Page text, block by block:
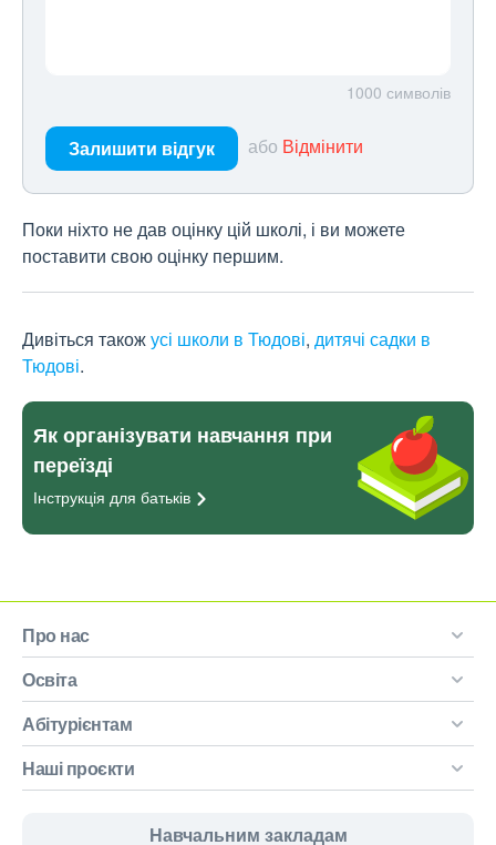
1000 символів
Залишити відгук або Відмінити
Поки ніхто не дав оцінку цій школі, і ви можете
поставити свою оцінку першим.
Дивіться такожусі школи в Тюдові, дитячі садки в
Тюдові.
Як організувати навчання при
переїзді
Інструкція для батьків
Про нас
Освіта
Абітурієнтам
Наші проєкти
Навчальним закладам